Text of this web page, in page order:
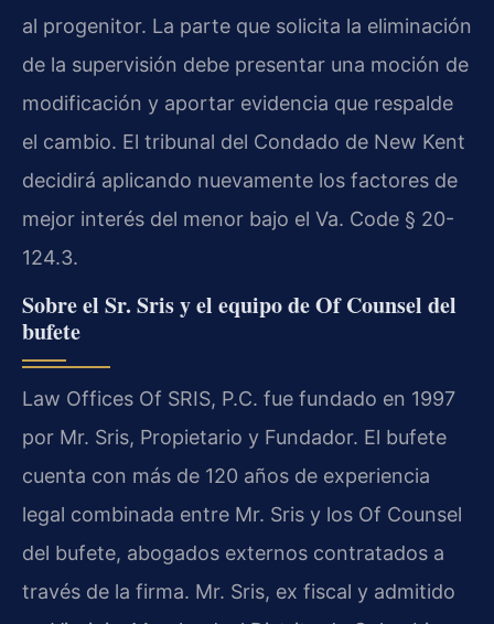
al progenitor. La parte que solicita la eliminación
de la supervisión debe presentar una moción de
modificación y aportar evidencia que respalde
el cambio. El tribunal del Condado de New Kent
decidirá aplicando nuevamente los factores de
mejor interés del menor bajo el Va. Code § 20-
124.3.
Sobre el Sr. Sris y el equipo de Of Counsel del
bufete
Law Offices Of SRIS, P.C. fue fundado en 1997
por Mr. Sris, Propietario y Fundador. El bufete
cuenta con más de 120 años de experiencia
legal combinada entre Mr. Sris y los Of Counsel
del bufete, abogados externos contratados a
través de la firma. Mr. Sris, ex fiscal y admitido